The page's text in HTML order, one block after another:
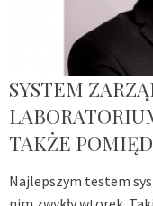
SYSTEM
TAKŻE
Najlepszym testem